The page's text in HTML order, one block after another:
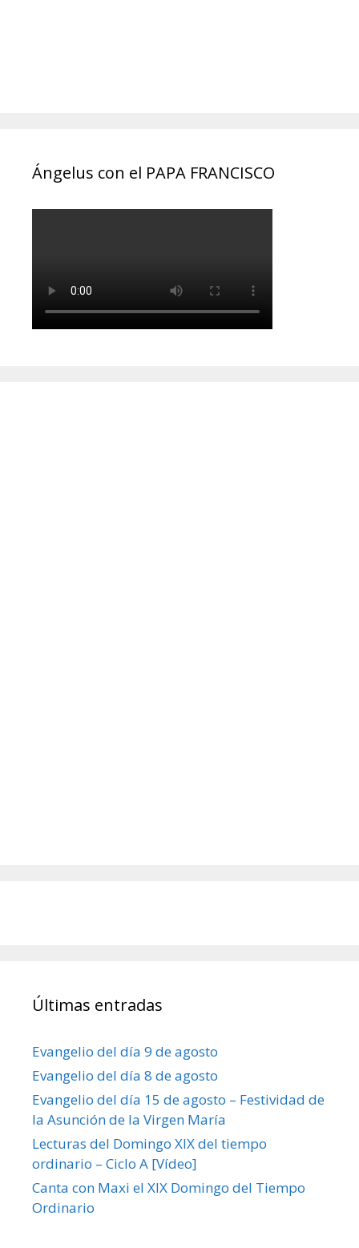
Ángelus con el PAPA FRANCISCO
Últimas entradas
Evangelio del día 9 de agosto
Evangelio del día 8 de agosto
Evangelio del día 15 de agosto – Festividad de
la Asunción de la Virgen María
Lecturas del Domingo XIX del tiempo
ordinario – Ciclo A [Vídeo]
Canta con Maxi el XIX Domingo del Tiempo
Ordinario